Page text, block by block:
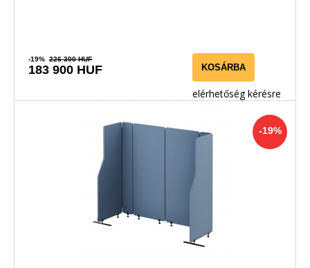
-19% 226 300 HUF
183 900 HUF KOSÁRBA
elérhetőség kérésre
-19%